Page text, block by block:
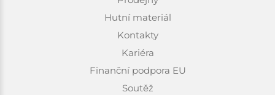
Hutní materiál
Kontakty
Kariéra
Finanční podpora EU
Soutěž